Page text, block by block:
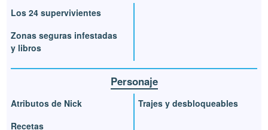
Los 24 supervivientes
Zonas seguras infestadas
y libros
Personaje
Atributos de Nick
Recetas
Trajes y desbloqueables